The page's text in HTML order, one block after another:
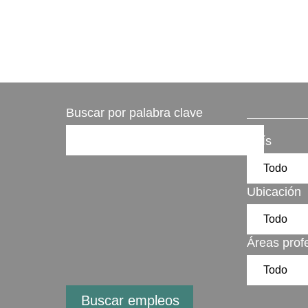
Buscar por palabra clave
País
Ubicación
Áreas